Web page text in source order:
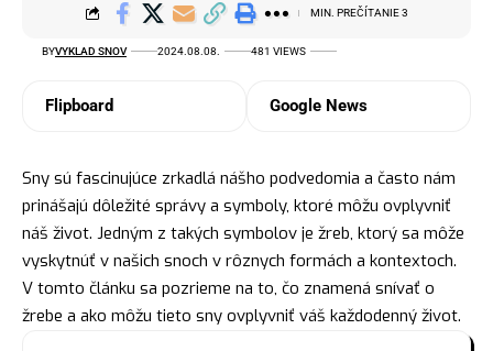
BYVYKLAD SNOV 2024.08.08. 481 VIEWS
MIN. PREČÍTANIE 3
Flipboard Google News
Sny sú fascinujúce zrkadlá nášho podvedomia a často nám
prinášajú dôležité správy a symboly, ktoré môžu ovplyvniť
náš život. Jedným z takých symbolov je žreb, ktorý sa môže
vyskytnúť v našich snoch v rôznych formách a kontextoch.
V tomto článku sa pozrieme na to, čo znamená snívať o
žrebe a ako môžu tieto sny ovplyvniť váš každodenný život.